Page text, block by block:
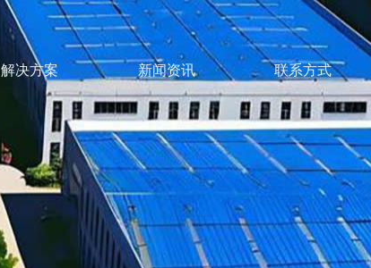
解决方案 新闻资讯 联系方式